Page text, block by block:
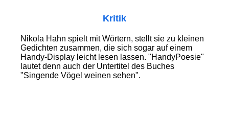
Kritik
Nikola Hahn spielt mit Wörtern, stellt sie zu kleinen
Gedichten zusammen, die sich sogar auf einem
Handy-Display leicht lesen lassen. "HandyPoesie"
lautet denn auch der Untertitel des Buches
"Singende Vögel weinen sehen".